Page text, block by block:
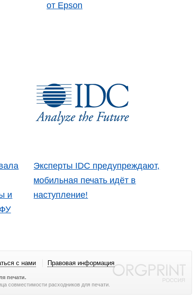
от Epson
и
Эксперты IDC предупреждают,
мобильная печать идёт в
наступление!
с нами Правовая информация
печати.
совместимости расходников для печати.